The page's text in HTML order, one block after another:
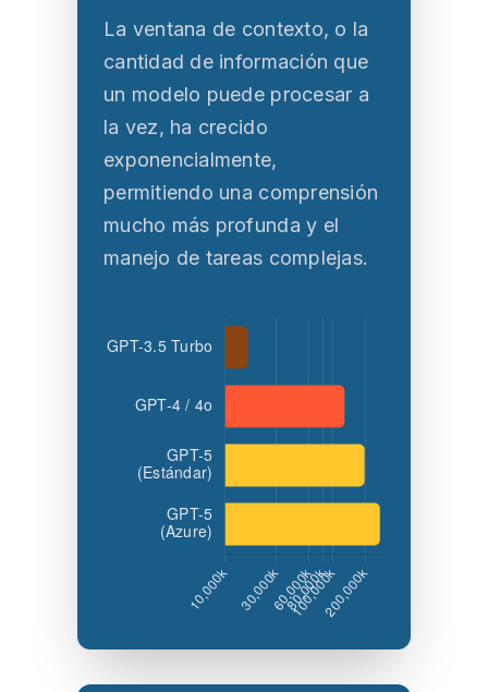
La ventana de contexto, o la
cantidad de información que
un modelo puede procesar a
la vez, ha crecido
exponencialmente,
permitiendo una comprensión
mucho más profunda y el
manejo de tareas complejas.